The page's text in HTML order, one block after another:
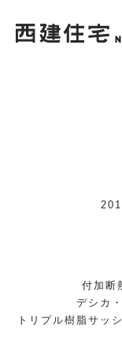
付加断
デシカ
トリプル樹脂サッ